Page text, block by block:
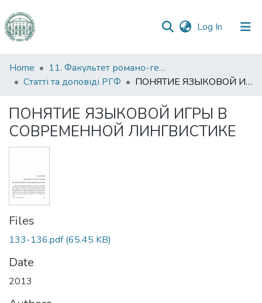
Log In (current)
Communities
&
All of DSpace
Statistics
Home
11. Факультет романо-германської філології
Статті та доповіді РГФ
ПОНЯТИЕ ЯЗЫКОВОЙ ИГРЫ В СОВРЕМЕННОЙ ЛИНГВИСТИКЕ
ПОНЯТИЕ ЯЗЫКОВОЙ ИГРЫ В
СОВРЕМЕННОЙ ЛИНГВИСТИКЕ
Files
133-136.pdf(65.45 KB)
Date
2013